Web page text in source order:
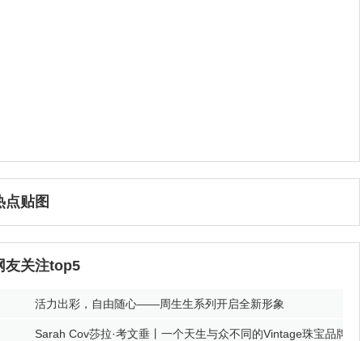
点贴图
友关注top5
活力出彩，自由随心——周生生系列开启全新形象
Sarah Cov莎拉·考文垂丨一个天生与众不同的Vintage珠宝品牌